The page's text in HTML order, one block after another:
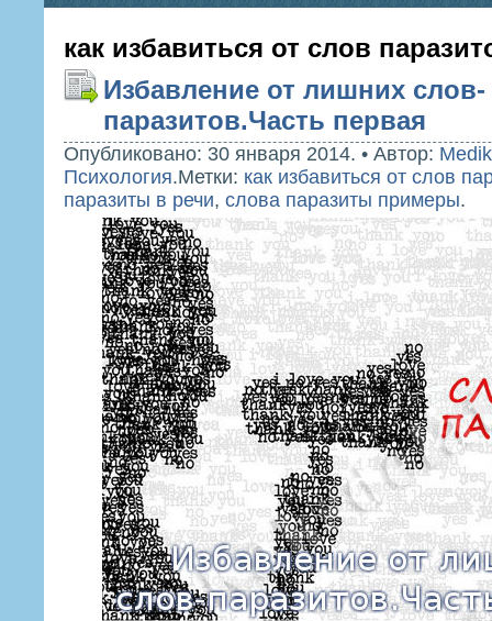
как избавиться от слов
Избавление от лишних слов-
паразитов.Часть первая
Опубликовано: 30 января 2014. • Автор: Medik
Психология.Метки: как избавиться от слов
паразиты в речи, слова паразиты примеры.